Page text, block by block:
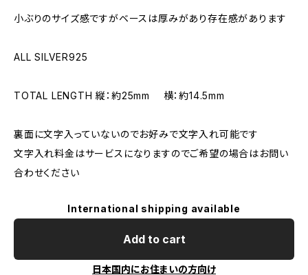
小ぶりのサイズ感ですがベースは厚みがあり存在感があります
ALL SILVER925
TOTAL LENGTH 縦：約25mm 横：約14.5mm
裏面に文字入っていないのでお好みで文字入れ可能です
文字入れ料金はサービスになりますのでご希望の場合はお問い
合わせください
International shipping available
Add to cart
日本国内にお住まいの方向け